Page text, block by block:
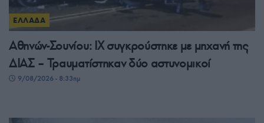
ΕΛΛΑΔΑ
Αθηνών-Σουνίου: ΙΧ συγκρούστηκε με μηχανή της
ΔΙΑΣ – Τραυματίστηκαν δύο αστυνομικοί
9/08/2026 - 8:33πμ